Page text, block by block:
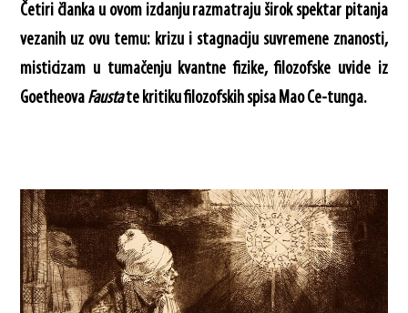
Četiri članka u ovom izdanju razmatraju širok spektar pitanja
vezanih uz ovu temu: krizu i stagnaciju suvremene znanosti,
misticizam u tumačenju kvantne fizike, filozofske uvide iz
Goetheova Faustate kritiku filozofskih spisa Mao Ce-tunga.